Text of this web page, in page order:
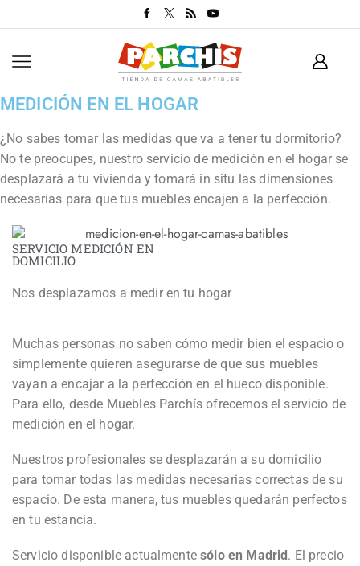
MEDICIÓN EN EL HOGAR
¿No sabes tomar las medidas que va a tener tu dormitorio?
No te preocupes, nuestro servicio de medición en el hogar se
desplazará a tu vivienda y tomará in situ las dimensiones
necesarias para que tus muebles encajen a la perfección.
SERVICIO MEDICIÓN EN
DOMICILIO
Nos desplazamos a medir en tu hogar
Muchas personas no saben cómo medir bien el espacio o
simplemente quieren asegurarse de que sus muebles
vayan a encajar a la perfección en el hueco disponible.
Para ello, desde Muebles Parchís ofrecemos el servicio de
medición en el hogar.
Nuestros profesionales se desplazarán a su domicilio
para tomar todas las medidas necesarias correctas de su
espacio. De esta manera, tus muebles quedarán perfectos
en tu estancia.
Servicio disponible actualmentesólo en Madrid. El precio